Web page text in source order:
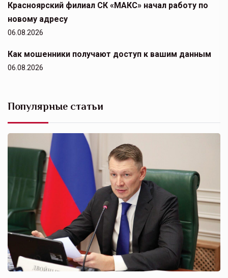
Красноярский филиал СК «МАКС» начал работу по
новому адресу
06.08.2026
Как мошенники получают доступ к вашим данным
06.08.2026
Популярные статьи